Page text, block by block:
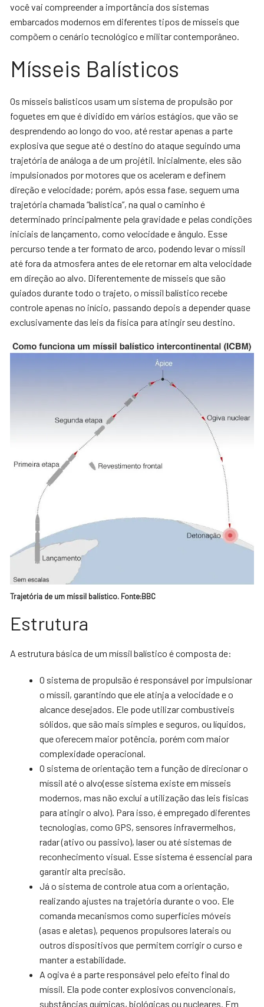
você vai compreender a importância dos sistemas
embarcados modernos em diferentes tipos de mísseis que
compõem o cenário tecnológico e militar contemporâneo.
Mísseis Balísticos
Os mísseis balísticos usam um sistema de propulsão por
foguetes em que é dividido em vários estágios, que vão se
desprendendo ao longo do voo, até restar apenas a parte
explosiva que segue até o destino do ataque seguindo uma
trajetória de análoga a de um projétil. Inicialmente, eles são
impulsionados por motores que os aceleram e definem
direção e velocidade; porém, após essa fase, seguem uma
trajetória chamada “balística”, na qual o caminho é
determinado principalmente pela gravidade e pelas condições
iniciais de lançamento, como velocidade e ângulo. Esse
percurso tende a ter formato de arco, podendo levar o míssil
até fora da atmosfera antes de ele retornar em alta velocidade
em direção ao alvo. Diferentemente de mísseis que são
guiados durante todo o trajeto, o míssil balístico recebe
controle apenas no início, passando depois a depender quase
exclusivamente das leis da física para atingir seu destino.
Trajetória de um míssil balístico. Fonte:BBC
Estrutura
A estrutura básica de um míssil balístico é composta de:
O sistema de propulsão é responsável por impulsionar
o míssil, garantindo que ele atinja a velocidade e o
alcance desejados. Ele pode utilizar combustíveis
sólidos, que são mais simples e seguros, ou líquidos,
que oferecem maior potência, porém com maior
complexidade operacional.
O sistema de orientação tem a função de direcionar o
míssil até o alvo(esse sistema existe em mísseis
modernos, mas não exclui a utilização das leis físicas
para atingir o alvo). Para isso, é empregado diferentes
tecnologias, como GPS, sensores infravermelhos,
radar (ativo ou passivo), laser ou até sistemas de
reconhecimento visual. Esse sistema é essencial para
garantir alta precisão.
Já o sistema de controle atua com a orientação,
realizando ajustes na trajetória durante o voo. Ele
comanda mecanismos como superfícies móveis
(asas e aletas), pequenos propulsores laterais ou
outros dispositivos que permitem corrigir o curso e
manter a estabilidade.
A ogiva é a parte responsável pelo efeito final do
míssil. Ela pode conter explosivos convencionais,
substâncias químicas, biológicas ou nucleares. Em